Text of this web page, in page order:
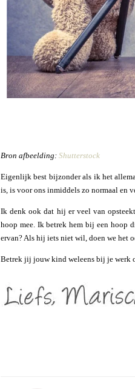
Bron afbeelding: Shutterstock
Eigenlijk best bijzonder als ik het
is, is voor ons inmiddels zo normaal en
Ik denk ook dat hij er veel van
hoop mee. Ik betrek hem bij een hoop
ervan? Als hij iets niet wil, doen we het
Betrek jij jouw kind weleens bij je werk